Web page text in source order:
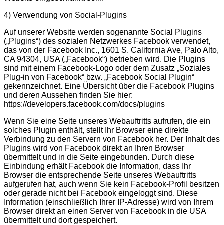
4) Verwendung von Social-Plugins
Auf unserer Website werden sogenannte Social Plugins
(„Plugins“) des sozialen Netzwerkes Facebook verwendet,
das von der Facebook Inc., 1601 S. California Ave, Palo Alto,
CA 94304, USA („Facebook“) betrieben wird. Die Plugins
sind mit einem Facebook-Logo oder dem Zusatz „Soziales
Plug-in von Facebook“ bzw. „Facebook Social Plugin“
gekennzeichnet. Eine Übersicht über die Facebook Plugins
und deren Aussehen finden Sie hier:
https://developers.facebook.com/docs/plugins
Wenn Sie eine Seite unseres Webauftritts aufrufen, die ein
solches Plugin enthält, stellt Ihr Browser eine direkte
Verbindung zu den Servern von Facebook her. Der Inhalt des
Plugins wird von Facebook direkt an Ihren Browser
übermittelt und in die Seite eingebunden. Durch diese
Einbindung erhält Facebook die Information, dass Ihr
Browser die entsprechende Seite unseres Webauftritts
aufgerufen hat, auch wenn Sie kein Facebook-Profil besitzen
oder gerade nicht bei Facebook eingeloggt sind. Diese
Information (einschließlich Ihrer IP-Adresse) wird von Ihrem
Browser direkt an einen Server von Facebook in die USA
übermittelt und dort gespeichert.